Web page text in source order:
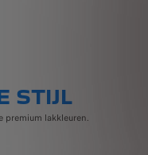
STIJL
premium lakkleuren.